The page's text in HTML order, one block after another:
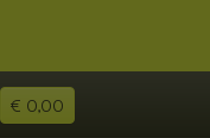
€ 0,00